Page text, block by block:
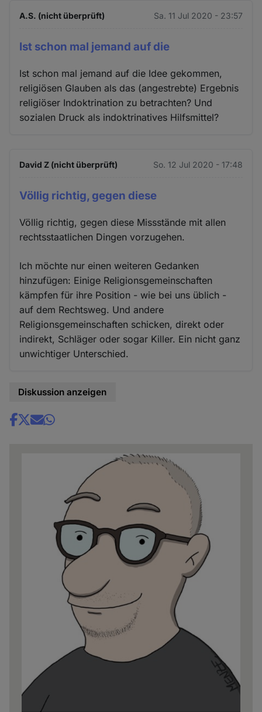
A.S. (nicht überprüft) Sa. 11 Jul 2020 - 23:57
Ist schon mal jemand auf die
Ist schon mal jemand auf die Idee gekommen,
religiösen Glauben als das (angestrebte) Ergebnis
religiöser Indoktrination zu betrachten? Und
sozialen Druck als indoktrinatives Hilfsmittel?
David Z (nicht überprüft) So. 12 Jul 2020 - 17:48
Völlig richtig, gegen diese
Völlig richtig, gegen diese Missstände mit allen
rechtsstaatlichen Dingen vorzugehen.
Ich möchte nur einen weiteren Gedanken
hinzufügen: Einige Religionsgemeinschaften
kämpfen für ihre Position - wie bei uns üblich -
auf dem Rechtsweg. Und andere
Religionsgemeinschaften schicken, direkt oder
indirekt, Schläger oder sogar Killer. Ein nicht ganz
unwichtiger Unterschied.
Diskussion anzeigen
Share